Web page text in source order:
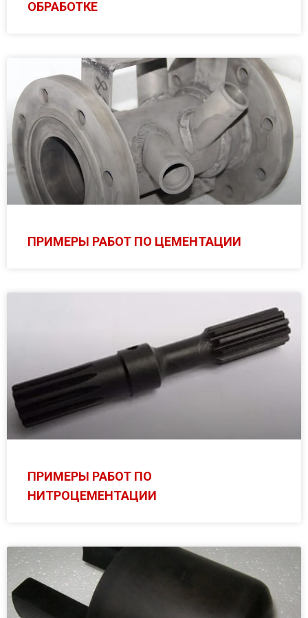
ОБРАБОТКЕ
ПРИМЕРЫ РАБОТ ПО ЦЕМЕНТАЦИИ
ПРИМЕРЫ РАБОТ ПО
НИТРОЦЕМЕНТАЦИИ